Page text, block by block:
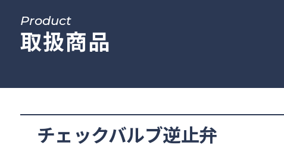
Product
取扱商品
チェックバルブ逆止弁